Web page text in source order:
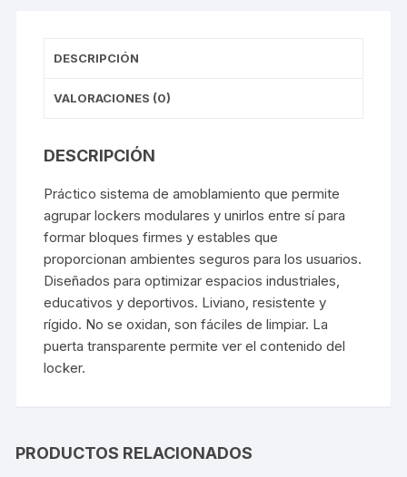
DESCRIPCIÓN
VALORACIONES (0)
DESCRIPCIÓN
Práctico sistema de amoblamiento que permite
agrupar lockers modulares y unirlos entre sí para
formar bloques firmes y estables que
proporcionan ambientes seguros para los usuarios.
Diseñados para optimizar espacios industriales,
educativos y deportivos. Liviano, resistente y
rígido. No se oxidan, son fáciles de limpiar. La
puerta transparente permite ver el contenido del
locker.
PRODUCTOS RELACIONADOS